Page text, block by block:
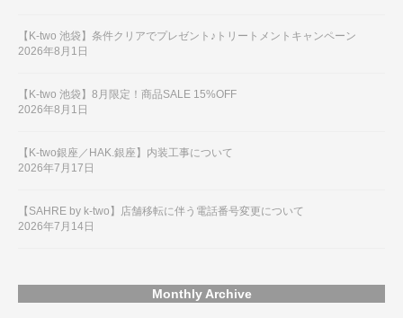
【K-two 池袋】条件クリアでプレゼント♪トリートメントキャンペーン
2026年8月1日
【K-two 池袋】8月限定！商品SALE 15%OFF
2026年8月1日
【K-two銀座／HAK.銀座】内装工事について
2026年7月17日
【SAHRE by k-two】店舗移転に伴う電話番号変更について
2026年7月14日
Monthly Archive